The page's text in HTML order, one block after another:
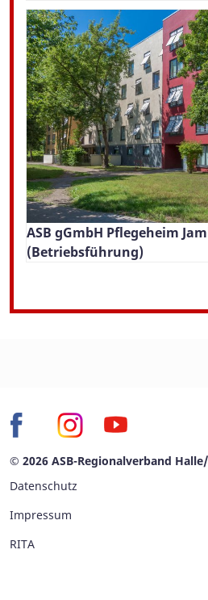
ASB gGmbH Pflegeheim
(Betriebsführung)
© 2026 ASB-Regionalverband
Datenschutz
Impressum
RITA